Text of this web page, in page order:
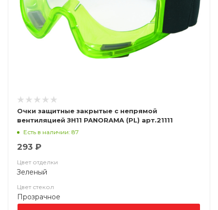
Очки защитные закрытые с непрямой
вентиляцией ЗН11 PANORAMA (PL) арт.21111
Есть в наличии: 87
293 ₽
Цвет отделки
Зеленый
Цвет стекол
Прозрачное